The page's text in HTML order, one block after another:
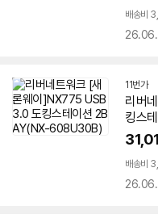
배송비
26.06.
11번가
리버
킹스
배송비
26.06.